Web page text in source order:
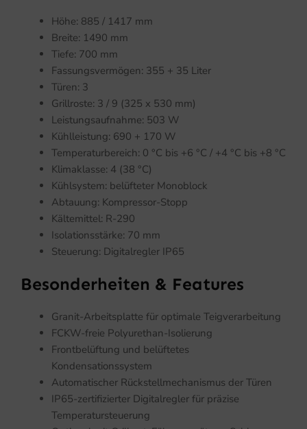
Höhe: 885 / 1417 mm
Breite: 1490 mm
Tiefe: 700 mm
Fassungsvermögen: 355 + 35 Liter
Türen: 3
Grillroste: 3 / 9 (325 x 530 mm)
Leistungsaufnahme: 503 W
Kühlleistung: 690 + 170 W
Temperaturbereich: 0 °C bis +6 °C / +4 °C bis +8 °C
Klimaklasse: 4 (38 °C)
Kühlsystem: belüfteter Monoblock
Abtauung: Kompressor-Stopp
Kältemittel: R-290
Isolationsstärke: 70 mm
Steuerung: Digitalregler IP65
Besonderheiten & Features
Granit-Arbeitsplatte für optimale Teigverarbeitung
FCKW-freie Polyurethan-Isolierung
Frontbelüftung und belüftetes
Kondensationssystem
Automatischer Rückstellmechanismus der Türen
IP65-zertifizierter Digitalregler für präzise
Temperatursteuerung